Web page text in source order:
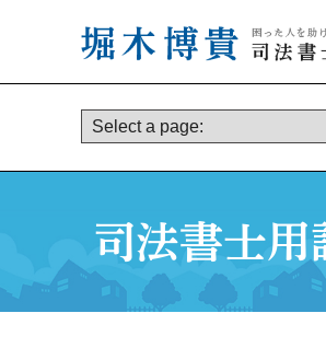
司法書士用